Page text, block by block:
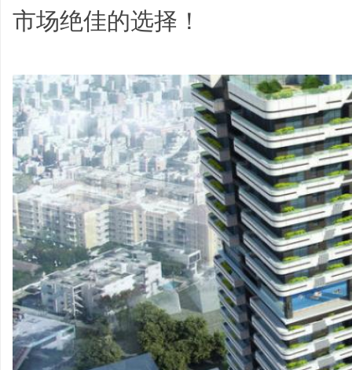
市场绝佳的选择！